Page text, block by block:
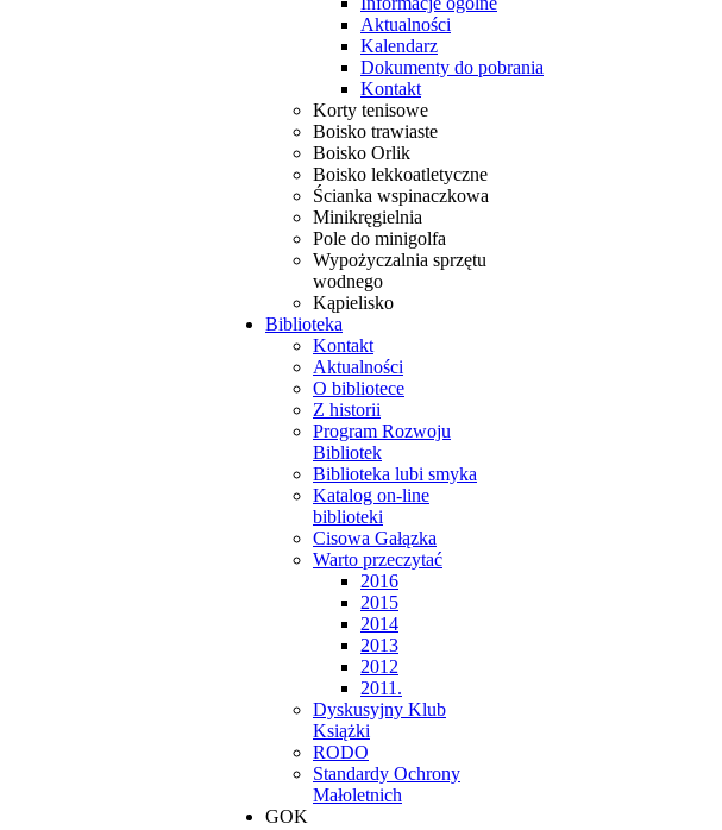
Aktualności
Kalendarz
Dokumenty do pobrania
Kontakt
Korty tenisowe
Boisko trawiaste
Boisko Orlik
Boisko lekkoatletyczne
Ścianka wspinaczkowa
Minikręgielnia
Pole do minigolfa
Wypożyczalnia sprzętu
wodnego
Kąpielisko
Biblioteka
Kontakt
Aktualności
O bibliotece
Z historii
Program Rozwoju
Bibliotek
Biblioteka lubi smyka
Katalog on-line
biblioteki
Cisowa Gałązka
Warto przeczytać
2016
2015
2014
2013
2012
2011.
Dyskusyjny Klub
Książki
RODO
Standardy Ochrony
Małoletnich
GOK